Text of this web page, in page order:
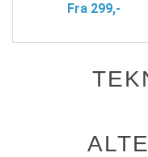
Fra 299,-